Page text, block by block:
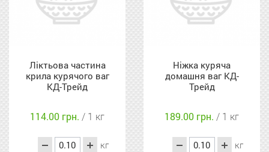
Ліктьова частина
крила курячого ваг
КД-Трейд
114.00 грн. / 1 кг
кг
Ніжка куряча
домашня ваг КД-
Трейд
189.00 грн. / 1 кг
кг